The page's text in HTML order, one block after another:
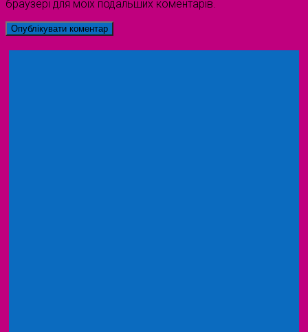
браузері для моїх подальших коментарів.